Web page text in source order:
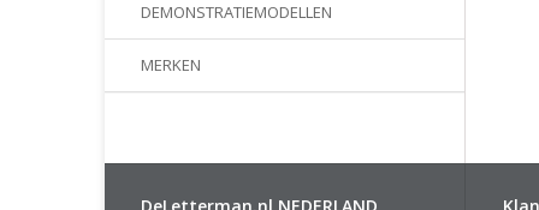
DEMONSTRATIEMODELLEN
MERKEN